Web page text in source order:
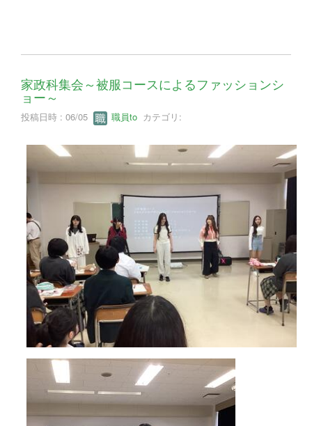
家政科集会～被服コースによるファッションシ
ョー～
投稿日時 : 06/05 職員to カテゴリ: